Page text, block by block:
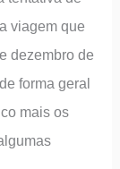
viagem que
dezembro de
forma geral
mais os